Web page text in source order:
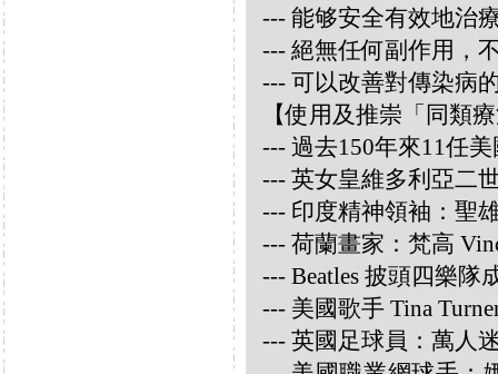
--- 能够安全有效地治
--- 絕無任何副作用，
--- 可以改善對傳染病
【使用及推崇「同類
--- 過去150年來11任
--- 英女皇維多利亞二
--- 印度精神領袖：聖
--- 荷蘭畫家：梵高
--- Beatles 披頭四樂隊
--- 美國歌手 Tina
--- 英國足球員：萬人